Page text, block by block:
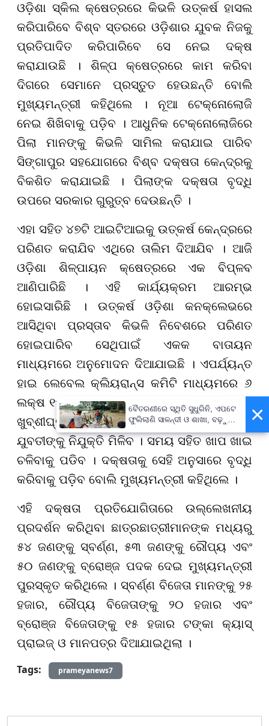
ଓଡ଼ିଶା ସ୍କିଲ କ୍ଷେତ୍ରରେ କିଭଳି ଉତ୍କର୍ଷ ହାସଲ
କରିପାରିବେ ବିଶ୍ବ ସ୍ତରରେ ଓଡ଼ିଶାର ଯୁବକ ନିଜକୁ
ପ୍ରତିପାଦିତ କରିପାରିବେ ସେ ନେଇ ଦକ୍ଷ
କରାଯାଉଛି । ଶିଳ୍ପ କ୍ଷେତ୍ରରେ କାମ କରିବା
ଦିଗରେ ସେମାନେ ପ୍ରସ୍ତୁତ ହେଉଛନ୍ତି ବୋଲି
ମୁଖ୍ୟମନ୍ତ୍ରୀ କହିଥିଲେ । ନୂଆ ଟେକ୍ନୋଲୋଜି
ନେଇ ଶିଖିବାକୁ ପଡ଼ିବ । ଆଧୁନିକ ଟେକ୍ନୋଲୋଜିରେ
ପିଲା ମାନଙ୍କୁ କିଭଳି ସାମିଲ କରାଯାଇ ପାରିବ
ସିଙ୍ଗାପୁର ସହଯୋଗରେ ବିଶ୍ବ ଦକ୍ଷତା କେନ୍ଦ୍ରକୁ
ବିକଶିତ କରାଯାଇଛି । ପିଲାଙ୍କ ଦକ୍ଷତା ବୃଦ୍ଧି
ଉପରେ ସରକାର ଗୁରୁତ୍ବ ଦେଉଛନ୍ତି ।
ଏହା ସହିତ ୪୭ଟି ଆଇଟିଆଇକୁ ଉତ୍କର୍ଷ କେନ୍ଦ୍ରରେ
ପରିଣତ କରାଯିବ ଏଥିରେ ତାଲିମ ଦିଆଯିବ । ଆଜି
ଓଡ଼ିଶା ଶିଳ୍ପାୟନ କ୍ଷେତ୍ରରେ ଏକ ବିପ୍ଳବ
ଆଣିପାରିଛି । ଏହି କାର୍ଯ୍ୟକ୍ରମ ଆରମ୍ଭ
ହୋଇସାରିଛି । ଉତ୍କର୍ଷ ଓଡ଼ିଶା କନକ୍ଲେଭରେ
ଆସିଥିବା ପ୍ରସ୍ତାବ କିଭଳି ନିବେଶରେ ପରିଣତ
ହୋଇପାରିବ ସେଥିପାଇଁ ଏକକ ବାତାୟନ
ମାଧ୍ୟମରେ ଅନୁମୋଦନ ଦିଆଯାଇଛି । ଏପର୍ଯ୍ୟନ୍ତ
ହାଇ ଲେବେଲ କ୍ଲିୟରାନ୍ସ କମିଟି ମାଧ୍ୟମରେ ୬
ଲକ୍ଷ ୧୫ ହଜାର କୋଟିର ଅନୁମୋଦନ ମିଳିଛି । ଏହା
ଖୁବ୍ଶୀଘ୍ର ଗ୍ରାଉଣ୍ଡିଙ୍ଗ ହେବ । ୩ ଲକ୍ଷ ଯୁବକ-
ଯୁବତୀଙ୍କୁ ନିଯୁକ୍ତି ମିଳିବ । ସମୟ ସହିତ ଖାପ ଖାଇ
ଚଳିବାକୁ ପଡିବ । ଦକ୍ଷତାକୁ ସେହି ଅନୁସାରେ ବୃଦ୍ଧି
କରିବାକୁ ପଡ଼ିବ ବୋଲି ମୁଖ୍ୟମନ୍ତ୍ରୀ କହିଥିଲେ ।
ଏହି ଦକ୍ଷତା ପ୍ରତିଯୋଗିତାରେ ଉଲ୍ଲେଖନୀୟ
ପ୍ରଦର୍ଶନ କରିଥିବା ଛାତ୍ରଛାତ୍ରୀମାନଙ୍କ ମଧ୍ୟରୁ
୫୪ ଜଣଙ୍କୁ ସ୍ବର୍ଣ୍ଣ, ୫୩ ଜଣଙ୍କୁ ରୌପ୍ୟ ଏବଂ
୫୦ ଜଣଙ୍କୁ ବ୍ରୋଞ୍ଜ ପଦକ ଦେଇ ମୁଖ୍ୟମନ୍ତ୍ରୀ
ପୁରସ୍କୃତ କରିଥିଲେ । ସ୍ବର୍ଣ୍ଣ ବିଜେତା ମାନଙ୍କୁ ୨୫
ହଜାର, ରୌପ୍ୟ ବିଜେତାଙ୍କୁ ୨୦ ହଜାର ଏବଂ
ବ୍ରୋଞ୍ଜ ବିଜେତାଙ୍କୁ ୧୫ ହଜାର ଟଙ୍କା କ୍ୟାସ୍
ପ୍ରାଇଜ୍ ଓ ମାନପତ୍ର ଦିଆଯାଇଥିଲା ।
Tags:
prameyanews7
×
ବୈତରଣୀରେ ସ୍ଥିତି ସୁଧୁରିନି, ଏପଟେ
ଫୁଲିଲାଣି ସାଳନ୍ଦୀ ଓ ଶାଖା, ବଢ଼ୁଛି
ବନ୍ୟା ଭୟ